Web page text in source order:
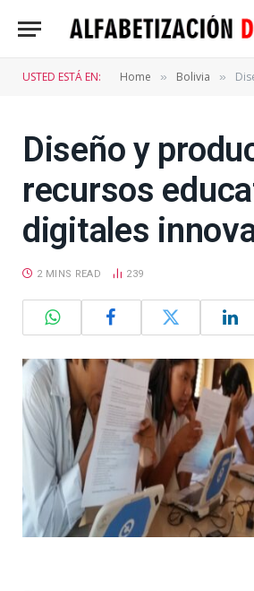
USTED ESTÁ EN: Home » Bolivia » Diseño
Diseño y
recursos
digitales
2 MINS READ 239